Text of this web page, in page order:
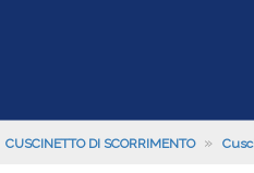
CUSCINETTO DI SCORRIMENTO »